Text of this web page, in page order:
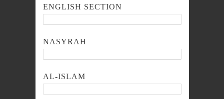
ENGLISH SECTION
NASYRAH
AL-ISLAM